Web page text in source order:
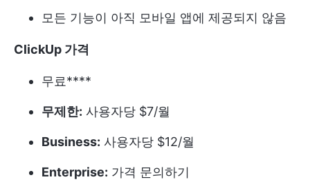
모든 기능이 아직 모바일 앱에 제공되지 않음
ClickUp 가격
무료****
무제한: 사용자당 $7/월
Business: 사용자당 $12/월
Enterprise: 가격 문의하기